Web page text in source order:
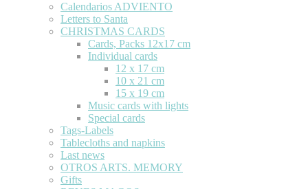
Calendarios ADVIENTO
Letters to Santa
CHRISTMAS CARDS
Cards, Packs 12x17 cm
Individual cards
12 x 17 cm
10 x 21 cm
15 x 19 cm
Music cards with lights
Special cards
Tags-Labels
Tablecloths and napkins
Last news
OTROS ARTS. MEMORY
Gifts